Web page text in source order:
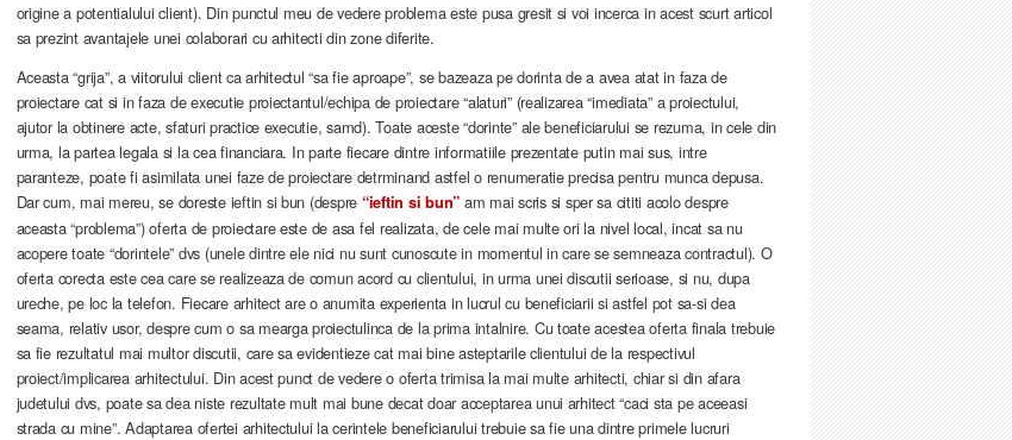
origine a potentialului client). Din punctul meu de vedere problema este pusa gresit si voi incerca in acest scurt articol
sa prezint avantajele unei colaborari cu arhitecti din zone diferite.
Aceasta “grija”, a viitorului client ca arhitectul “sa fie aproape”, se bazeaza pe dorinta de a avea atat in faza de
proiectare cat si in faza de executie proiectantul/echipa de proiectare “alaturi” (realizarea “imediata” a proiectului,
ajutor la obtinere acte, sfaturi practice executie, samd). Toate aceste “dorinte” ale beneficiarului se rezuma, in cele din
urma, la partea legala si la cea financiara. In parte fiecare dintre informatiile prezentate putin mai sus, intre
paranteze, poate fi asimilata unei faze de proiectare detrminand astfel o renumeratie precisa pentru munca depusa.
Dar cum, mai mereu, se doreste ieftin si bun (despre “ieftin si bun” am mai scris si sper sa cititi acolo despre
aceasta “problema”) oferta de proiectare este de asa fel realizata, de cele mai multe ori la nivel local, incat sa nu
acopere toate “dorintele” dvs (unele dintre ele nici nu sunt cunoscute in momentul in care se semneaza contractul). O
oferta corecta este cea care se realizeaza de comun acord cu clientului, in urma unei discutii serioase, si nu, dupa
ureche, pe loc la telefon. Fiecare arhitect are o anumita experienta in lucrul cu beneficiarii si astfel pot sa-si dea
seama, relativ usor, despre cum o sa mearga proiectulinca de la prima intalnire. Cu toate acestea oferta finala trebuie
sa fie rezultatul mai multor discutii, care sa evidentieze cat mai bine asteptarile clientului de la respectivul
proiect/implicarea arhitectului. Din acest punct de vedere o oferta trimisa la mai multe arhitecti, chiar si din afara
judetului dvs, poate sa dea niste rezultate mult mai bune decat doar acceptarea unui arhitect “caci sta pe aceeasi
strada cu mine”. Adaptarea ofertei arhitectului la cerintele beneficiarului trebuie sa fie una dintre primele lucruri